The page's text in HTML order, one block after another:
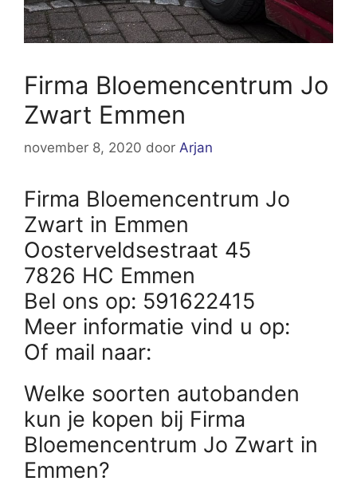
Firma Bloemencentrum Jo
Zwart Emmen
november 8, 2020 door Arjan
Firma Bloemencentrum Jo
Zwart in Emmen
Oosterveldsestraat 45
7826 HC Emmen
Bel ons op: 591622415
Meer informatie vind u op:
Of mail naar:
Welke soorten autobanden
kun je kopen bij Firma
Bloemencentrum Jo Zwart in
Emmen?